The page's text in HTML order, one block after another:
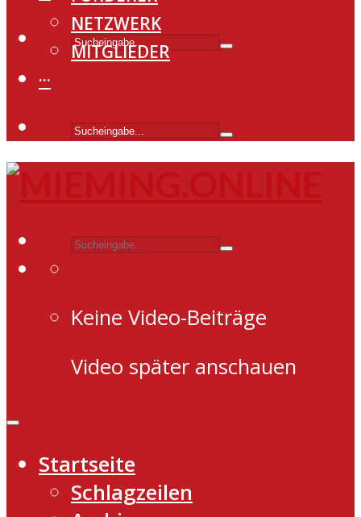
NETZWERK
MITGLIEDER
···
Keine Video-Beiträge
Video später anschauen
Startseite
Schlagzeilen